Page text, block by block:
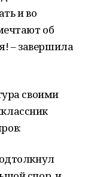
и во
об
– завершила
своими